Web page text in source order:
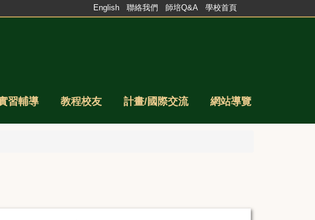
習輔導 教程校友 計畫/國際交流 網站導覽
English 聯絡我們 師培Q&A 學校首頁